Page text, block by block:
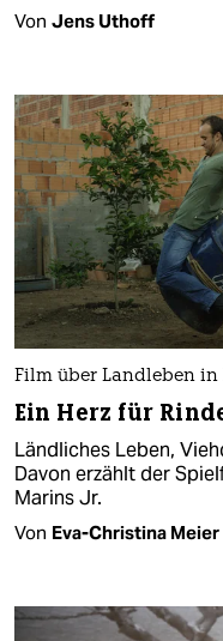
Von Jens Uthoff
Film über Landleben in
Ein Herz für
Ländliches Leben,
Davon erzählt der
Marins Jr.
Von Eva-Christina Meier